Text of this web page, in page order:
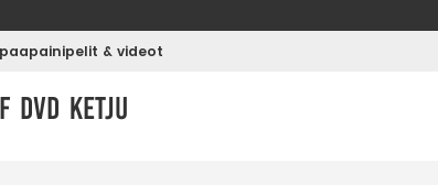
& videot
DVD ketju